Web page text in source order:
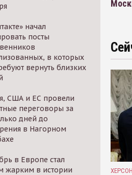
начал
посты
в которых
вернуть близких
США и ЕС провели
переговоры за
дней до
в Нагорном
в Европе стал
жарким в истории